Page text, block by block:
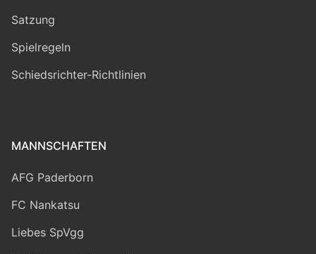
Satzung
Spielregeln
Schiedsrichter-Richtlinien
MANNSCHAFTEN
AFG Paderborn
FC Nankatsu
Liebes SpVgg